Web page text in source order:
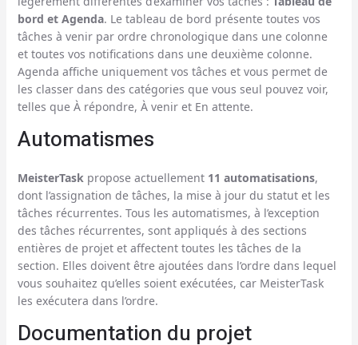
bord et Agenda. Le tableau de bord présente toutes vos
tâches à venir par ordre chronologique dans une colonne
et toutes vos notifications dans une deuxième colonne.
Agenda affiche uniquement vos tâches et vous permet de
les classer dans des catégories que vous seul pouvez voir,
telles que À répondre, À venir et En attente.
Automatismes
MeisterTask propose actuellement 11 automatisations,
dont l’assignation de tâches, la mise à jour du statut et les
tâches récurrentes. Tous les automatismes, à l’exception
des tâches récurrentes, sont appliqués à des sections
entières de projet et affectent toutes les tâches de la
section. Elles doivent être ajoutées dans l’ordre dans lequel
vous souhaitez qu’elles soient exécutées, car MeisterTask
les exécutera dans l’ordre.
Documentation du projet